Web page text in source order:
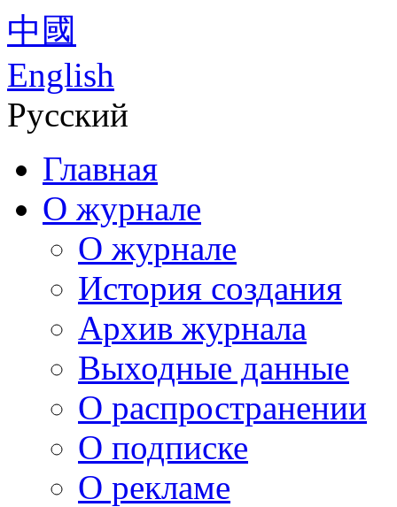
中國
English
Русский
Главная
О журнале
О журнале
История создания
Архив журнала
Выходные данные
О распространении
О подписке
О рекламе